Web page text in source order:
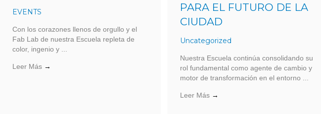
EVENTS
Con los corazones llenos de orgullo y el
Fab Lab de nuestra Escuela repleta de
color, ingenio y ...
Leer Más →
PARA EL FUTURO DE LA
CIUDAD
Uncategorized
Nuestra Escuela continúa consolidando su
rol fundamental como agente de cambio y
motor de transformación en el entorno ...
Leer Más →